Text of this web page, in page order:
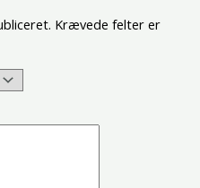
Krævede felter er